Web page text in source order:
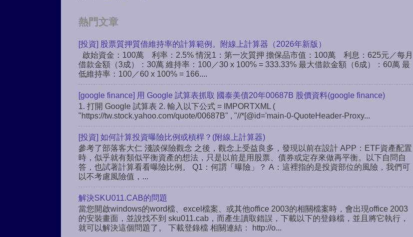
熱門文章
[投資] 股票質押質借維持率的計算範例。附線上計算器（2026年新版）
啟始資金：100萬 利率：2.5% 情況1：第一次質押 擔保品市值：100萬 利息：625元／每月
借款金額（3成）：30萬 維持率：100／30 x 100% = 333.33% 最大借款金額（6成）：60萬 最
低維持率：100／60 x 100% = 166....
[google finance] 用 Google 試算表抓取 國泰美債20年00687B 股價資料(google finance)
1. 打開 Google 試算表 2. 輸入以下公式 = IMPORTXML (
"https://tw.stock.yahoo.com/quote/00687B" , "//*[@id='main-0-QuoteHeader-Proxy...
[投資] 如何計算投資曝險比例或槓桿？(附線上計算器)
參考了部落客大仁 淺談保險觀念 之後，觀念上受益良多，發現以前在設計 APP：ETF資產配置
時，似乎就有類似平衡資產的想法，只是以前是用股票、債券或定存來做再平衡。以下自問自
答，也試著計算看看曝險比例。 Q1：何謂「曝險」？ A：這裡指的是投資部位的風險，我們可
以不考慮風險值，...
解決SKU011.CAB的問題
當您開啟windows的word檔、excel檔案、或其他office 2003的相關檔案時，會出現office 2003
的安裝畫面，並說找不到 sku011.cab，而產生讀取錯誤，下載以下的登錄檔，並且將它執行，
就可以解決這個問題了。 下載登錄檔 相關連結： http://o...